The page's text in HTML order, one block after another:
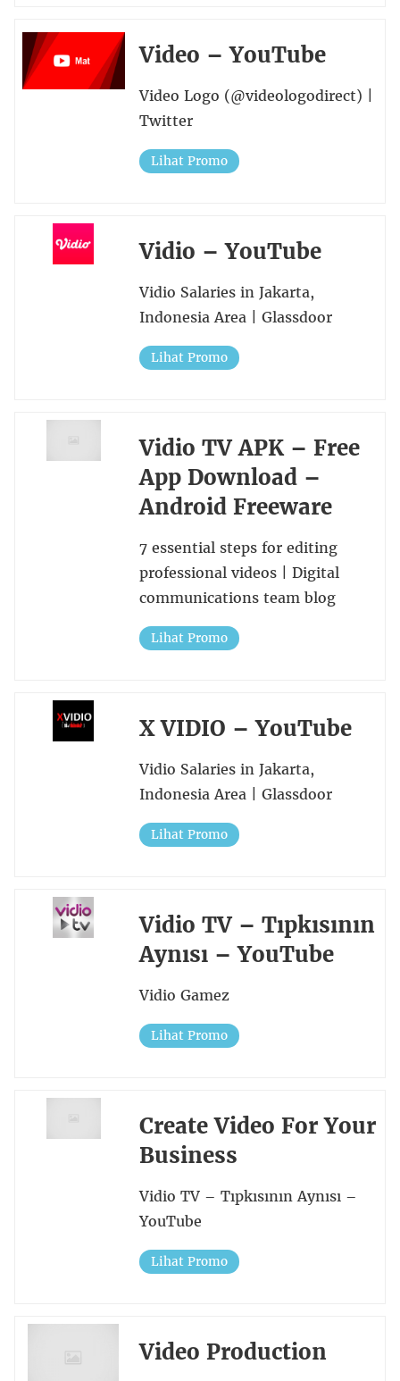
Video – YouTube
Video Logo (@videologodirect) |
Twitter
Lihat Promo
Vidio – YouTube
Vidio Salaries in Jakarta,
Indonesia Area | Glassdoor
Lihat Promo
Vidio TV APK – Free
App Download –
Android Freeware
7 essential steps for editing
professional videos | Digital
communications team blog
Lihat Promo
X VIDIO – YouTube
Vidio Salaries in Jakarta,
Indonesia Area | Glassdoor
Lihat Promo
Vidio TV – Tıpkısının
Aynısı – YouTube
Vidio Gamez
Lihat Promo
Create Video For Your
Business
Vidio TV – Tıpkısının Aynısı –
YouTube
Lihat Promo
Video Production